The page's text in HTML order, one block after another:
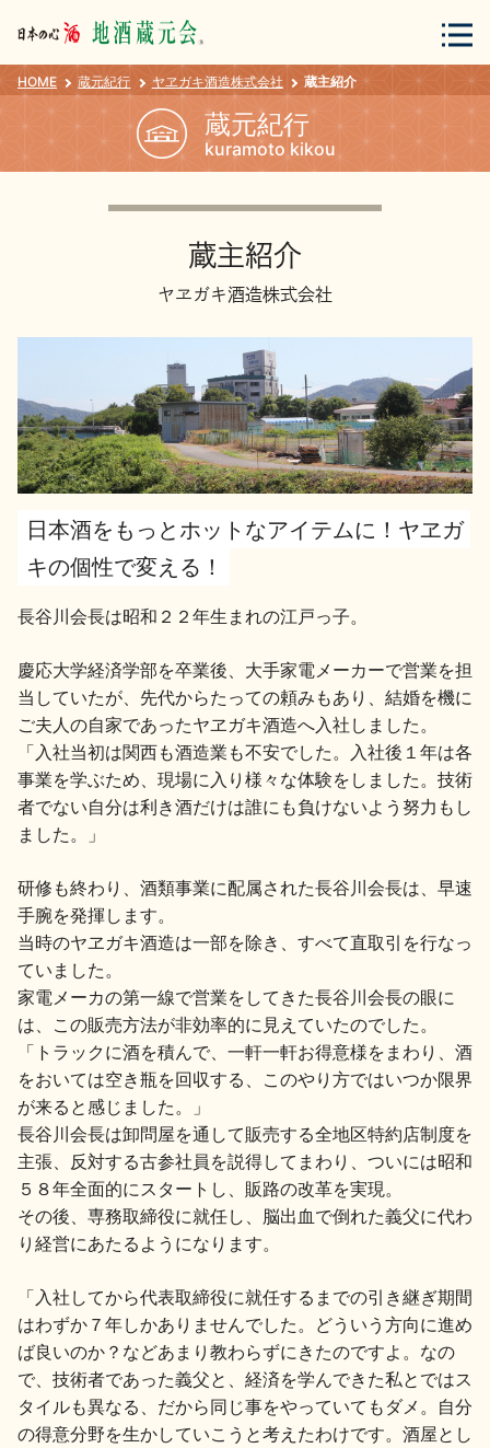
会員登録 ログイン
地酒カタログ
地酒用語集
歳時記
地酒川柳 地酒小説
日本酒の楽しみ方特集
地酒・イベント情報
HOME 蔵元紀行 ヤヱガキ酒造株式会社 蔵主紹介
蔵元紀行
kuramoto kikou
蔵主紹介
ヤヱガキ酒造株式会社
日本酒をもっとホットなアイテムに！ヤヱガ
キの個性で変える！
長谷川会長は昭和２２年生まれの江戸っ子。
慶応大学経済学部を卒業後、大手家電メーカーで営業を担
当していたが、先代からたっての頼みもあり、結婚を機に
ご夫人の自家であったヤヱガキ酒造へ入社しました。
「入社当初は関西も酒造業も不安でした。入社後１年は各
事業を学ぶため、現場に入り様々な体験をしました。技術
者でない自分は利き酒だけは誰にも負けないよう努力もし
ました。」
研修も終わり、酒類事業に配属された長谷川会長は、早速
手腕を発揮します。
当時のヤヱガキ酒造は一部を除き、すべて直取引を行なっ
ていました。
家電メーカの第一線で営業をしてきた長谷川会長の眼に
は、この販売方法が非効率的に見えていたのでした。
「トラックに酒を積んで、一軒一軒お得意様をまわり、酒
をおいては空き瓶を回収する、このやり方ではいつか限界
が来ると感じました。」
長谷川会長は卸問屋を通して販売する全地区特約店制度を
主張、反対する古参社員を説得してまわり、ついには昭和
５８年全面的にスタートし、販路の改革を実現。
その後、専務取締役に就任し、脳出血で倒れた義父に代わ
り経営にあたるようになります。
「入社してから代表取締役に就任するまでの引き継ぎ期間
はわずか７年しかありませんでした。どういう方向に進め
ば良いのか？などあまり教わらずにきたのですよ。なの
で、技術者であった義父と、経済を学んできた私とではス
タイルも異なる、だから同じ事をやっていてもダメ。自分
の得意分野を生かしていこうと考えたわけです。酒屋とし